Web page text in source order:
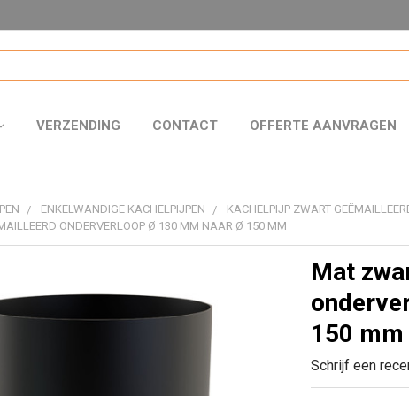
VERZENDING CONTACT OFFERTE AANVRAGEN
ENKELWANDIGE KACHELPIJPEN KACHELPIJP ZWART
ONDERVERLOOP Ø 130 MM NAAR Ø 150 MM
Mat
150 mm
Schrijf een